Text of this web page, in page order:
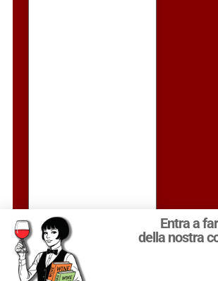
Entra a
della nostra